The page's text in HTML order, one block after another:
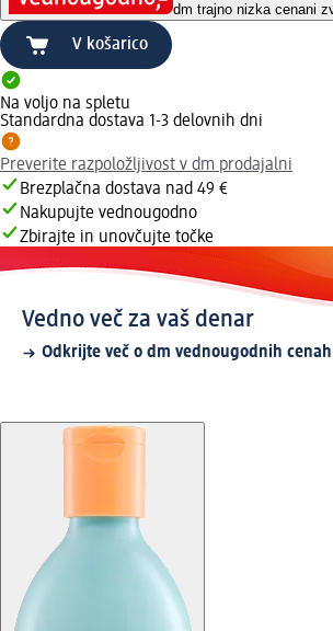
dm trajno nizka cenani
V košarico
Na voljo na spletu
Standardna dostava 1-3 delovnih dni
Preverite razpoložljivost v dm prodajalni
Brezplačna dostava nad 49 €
Nakupujte vednougodno
Zbirajte in unovčujte točke
Vedno več za vaš denar
Odkrijte več o dm vednougodnih cenah